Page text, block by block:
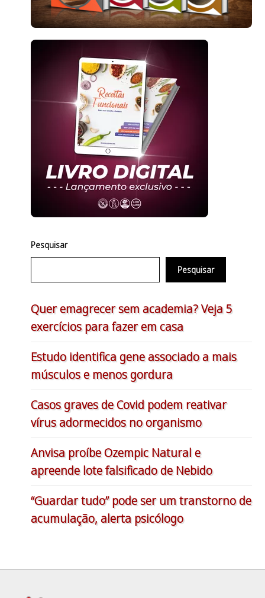
Pesquisar
Pesquisar
Quer emagrecer sem academia? Veja 5
exercícios para fazer em casa
Estudo identifica gene associado a mais
músculos e menos gordura
Casos graves de Covid podem reativar
vírus adormecidos no organismo
Anvisa proíbe Ozempic Natural e
apreende lote falsificado de Nebido
“Guardar tudo” pode ser um transtorno de
acumulação, alerta psicólogo